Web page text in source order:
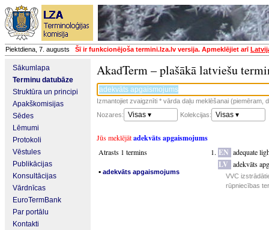
Piektdiena, 7. augusts Šī ir funkcionējoša termini.lza.lv versija. Apmeklējiet arī
Sākumlapa
Terminu datubāze
Struktūra un principi
Apakškomisijas
Sēdes
Lēmumi
Protokoli
Vēstules
Publikācijas
Konsultācijas
Vārdnīcas
EuroTermBank
Par portālu
Kontakti
AkadTerm – plašākā latviešu
Izmantojiet zvaigznīti * vārda daļu meklēšanai (piemēram,
Nozares:
Visas ▾ Kolekcijas: Visas ▾
Jūs meklējātadekvāts apgaismojums
Atrasts 1 termins
▪ adekvāts apgaismojums
EN adequate
LV adekvāts
VVC
rūpniecības